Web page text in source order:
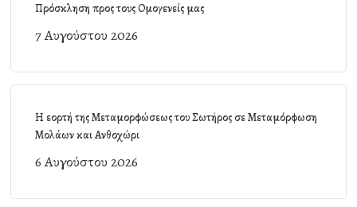
Πρόσκληση προς τους Ομογενείς μας
7 Αυγούστου 2026
Η εορτή της Μεταμορφώσεως του Σωτήρος σε Μεταμόρφωση
Μολάων και Ανθοχώρι
6 Αυγούστου 2026